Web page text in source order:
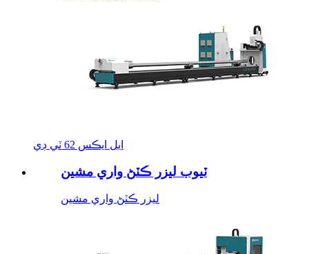
ايل ايڪس 62 ٽي ڊي
ٽيوب ليزر ڪٽڻ واري مشين
ليزر ڪٽڻ واري مشين